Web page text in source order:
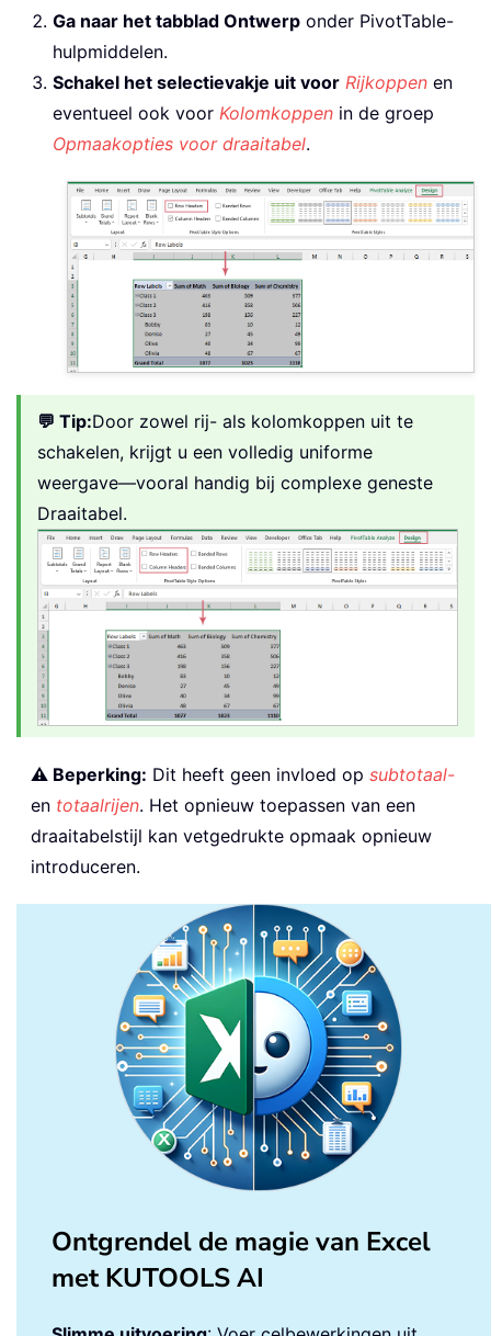
Ga naar het tabblad Ontwerp onder PivotTable-
hulpmiddelen.
Schakel het selectievakje uit voor Rijkoppen en
eventueel ook voor Kolomkoppen in de groep
Opmaakopties voor draaitabel.
💬 Tip:Door zowel rij- als kolomkoppen uit te
schakelen, krijgt u een volledig uniforme
weergave—vooral handig bij complexe geneste
Draaitabel.
⚠️ Beperking: Dit heeft geen invloed op subtotaal-
en totaalrijen. Het opnieuw toepassen van een
draaitabelstijl kan vetgedrukte opmaak opnieuw
introduceren.
Ontgrendel de magie van Excel
met KUTOOLS AI